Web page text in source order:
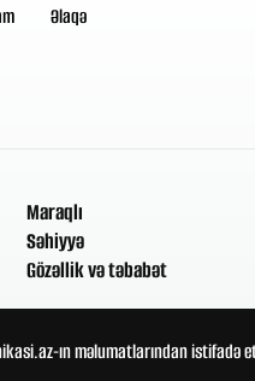
Əlaqə
Maraqlı
Səhiyyə
Gözəllik və təbabət
ın məlumatlarından